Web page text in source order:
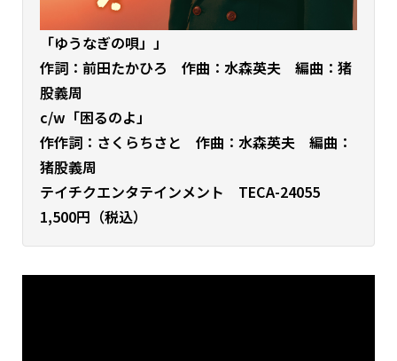
「ゆうなぎの唄」 」
作詞：前田たかひろ 作曲：水森英夫 編曲：猪
股義周
c/w「困るのよ」
作作詞：さくらちさと 作曲：水森英夫 編曲：
猪股義周
テイチクエンタテインメント TECA-24055
1,500円（税込）